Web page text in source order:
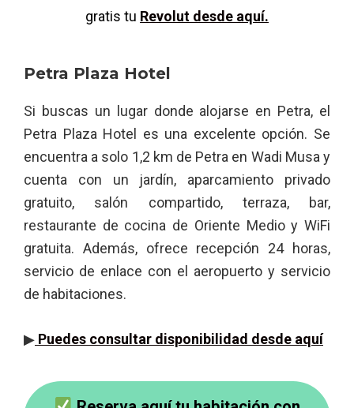
gratis tu Revolut desde aquí.
Petra Plaza Hotel
Si buscas un lugar donde alojarse en Petra, el
Petra Plaza Hotel es una excelente opción. Se
encuentra a solo 1,2 km de Petra en Wadi Musa y
cuenta con un jardín, aparcamiento privado
gratuito, salón compartido, terraza, bar,
restaurante de cocina de Oriente Medio y WiFi
gratuita. Además, ofrece recepción 24 horas,
servicio de enlace con el aeropuerto y servicio
de habitaciones.
▶ Puedes consultar disponibilidad desde aquí